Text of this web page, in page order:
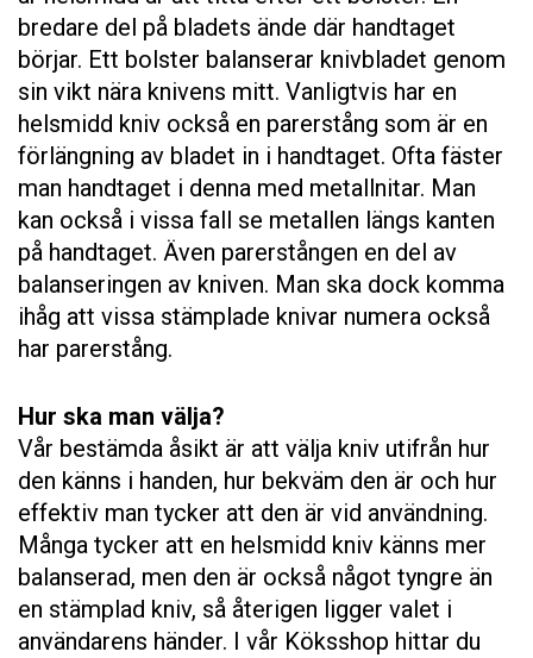
bredare del på bladets ände där handtaget
börjar. Ett bolster balanserar knivbladet genom
sin vikt nära knivens mitt. Vanligtvis har en
helsmidd kniv också en parerstång som är en
förlängning av bladet in i handtaget. Ofta fäster
man handtaget i denna med metallnitar. Man
kan också i vissa fall se metallen längs kanten
på handtaget. Även parerstången en del av
balanseringen av kniven. Man ska dock komma
ihåg att vissa stämplade knivar numera också
har parerstång.
Hur ska man välja?
Vår bestämda åsikt är att välja kniv utifrån hur
den känns i handen, hur bekväm den är och hur
effektiv man tycker att den är vid användning.
Många tycker att en helsmidd kniv känns mer
balanserad, men den är också något tyngre än
en stämplad kniv, så återigen ligger valet i
användarens händer. I vår Köksshop hittar du